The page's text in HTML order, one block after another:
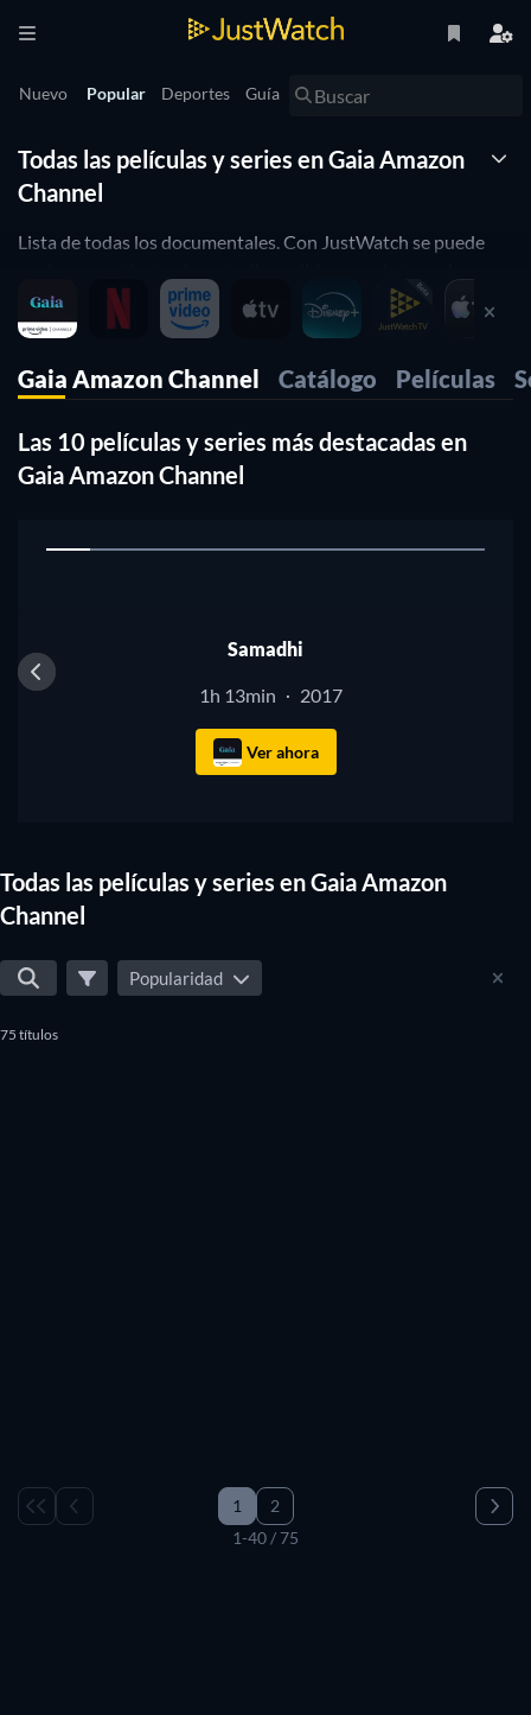
Nuevo Popular Deportes Guía
Todas las películas y series en Gaia Amazon
Channel
Lista de todas los documentales. Con JustWatch se puede
Gaia Amazon Channel. Podrás filtrar la lista combinando
diferentes atributos. JustWatch es un motor de búsqueda de
los diferentes proveedores. Puedes averiguar dónde ver
Gaia Amazon Channel Catálogo Películas
Las 10 películas y series más destacadas en
Gaia Amazon Channel
1
Samadhi
1h 13min · 2017
Ver ahora
Todas las películas y series en Gaia Amazon
Channel
Popularidad
75 títulos
1
2
1-40 / 75